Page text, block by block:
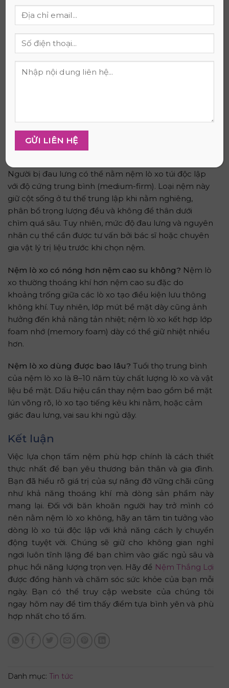
phù hợp không tạo áp lực tập trung ở bất kỳ điểm
nào.
Chọn đúng kích thước
Nam là 1m6 × 2m. Với người hay trở mình, kích thước
1m8 × 2m cho phép di chuyển thoải mái hơn mà
không chạm vào người bên cạnh.
ghi rõ các lỗi như lún võng, gãy lò xo.
Câu Hỏi Thường Gặp
Người bị đau lưng có thể nằm nệm lò xo túi độc lập
với độ cứng trung bình (medium-firm). Loại nệm này
giữ cột sống ở tư thế trung lập khi nằm nghiêng,
phân bổ trọng lượng đều và không để thân dưới
chìm quá sâu. Tuy nhiên, mức độ đau lưng và nguyên
nhân cụ thể cần được tư vấn bởi bác sĩ hoặc chuyên
gia vật lý trị liệu trước khi chọn nệm.
Nệm lò xo có nóng hơn nệm cao su không? Nệm lò
xo thường thoáng khí hơn nệm cao su đặc do
khoảng trống giữa các lò xo tạo điều kiện lưu thông
không khí. Tuy nhiên, lớp mút bề mặt dày cũng ảnh
hưởng đến khả năng tản nhiệt; nệm lò xo kết hợp lớp
foam nhớ (memory foam) dày có thể giữ nhiệt nhiều
hơn.
Nệm lò xo dùng được bao lâu? Tuổi thọ trung bình
của nệm lò xo là 8–10 năm tùy chất lượng lò xo và vật
liệu bề mặt. Dấu hiệu cần thay nệm bao gồm bề mặt
lún võng rõ, lò xo tạo tiếng kêu khi nằm, hoặc cảm
giác đau lưng, vai sau khi ngủ dậy.
Kết luận
Việc lựa chọn tấm nệm phù hợp chính là cách thiết
thực nhất để bạn yêu thương bản thân và gia đình.
Bạn đã hiểu rõ giá trị của sự nâng đỡ vững chãi cũng
như khả năng thoáng khí mà dòng sản phẩm này
mang lại. Đối với băn khoăn người hay trở mình có
nên nằm nệm lò xo không, hãy an tâm tin tưởng vào
dòng lò xo túi độc lập với khả năng cách ly chuyển
động tuyệt vời. Chúng sẽ giữ cho không gian nghỉ
ngơi luôn tĩnh lặng để bạn chìm vào giấc ngủ sâu và
phục hồi năng lượng trọn vẹn. Hãy để Nệm Thắng Lợi
được đồng hành và chăm sóc sức khỏe của bạn mỗi
ngày. Bạn có thể truy cập website của chúng tôi
ngay hôm nay để tìm thấy điểm tựa bình yên và phù
hợp nhất cho tổ ấm.
Danh mục: Tin tức